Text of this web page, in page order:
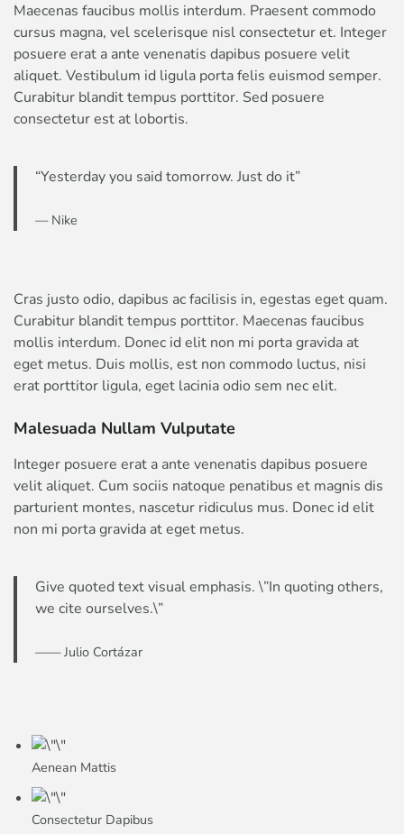
Maecenas faucibus mollis interdum. Praesent commodo
cursus magna, vel scelerisque nisl consectetur et. Integer
posuere erat a ante venenatis dapibus posuere velit
aliquet. Vestibulum id ligula porta felis euismod semper.
Curabitur blandit tempus porttitor. Sed posuere
consectetur est at lobortis.
“Yesterday you said tomorrow. Just do it”
— Nike
Cras justo odio, dapibus ac facilisis in, egestas eget quam.
Curabitur blandit tempus porttitor. Maecenas faucibus
mollis interdum. Donec id elit non mi porta gravida at
eget metus. Duis mollis, est non commodo luctus, nisi
erat porttitor ligula, eget lacinia odio sem nec elit.
Malesuada Nullam Vulputate
Integer posuere erat a ante venenatis dapibus posuere
velit aliquet. Cum sociis natoque penatibus et magnis dis
parturient montes, nascetur ridiculus mus. Donec id elit
non mi porta gravida at eget metus.
Give quoted text visual emphasis. \”In quoting others,
we cite ourselves.\”
—— Julio Cortázar
Aenean Mattis
Consectetur Dapibus